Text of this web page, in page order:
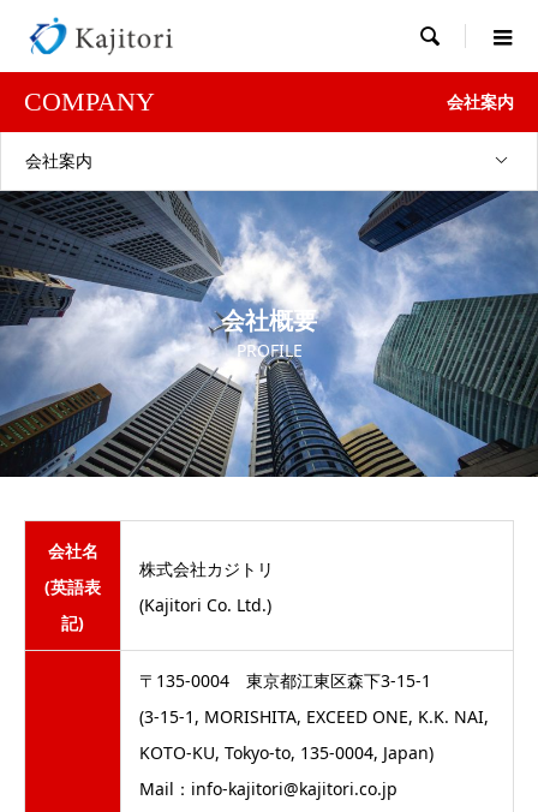

COMPANY 会社案内
会社案内
会社概要
PROFILE
会社名
(英語表
記)
株式会社カジトリ
(Kajitori Co. Ltd.)
〒135-0004 東京都江東区森下3-15-1
(3-15-1, MORISHITA, EXCEED ONE, K.K. NAI,
KOTO-KU, Tokyo-to, 135-0004, Japan)
Mail：info-kajitori@kajitori.co.jp